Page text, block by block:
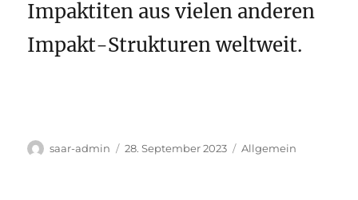
Impaktiten aus vielen anderen
Impakt-Strukturen weltweit.
Autor
saar-admin
Veröffentlicht
28. September 2023 Kategorien
Allgemein